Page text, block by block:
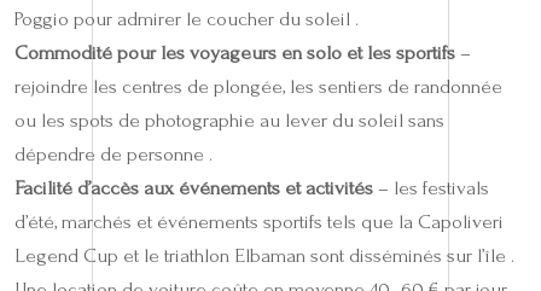
Poggio pour admirer le coucher du soleil .
Commodité pour les voyageurs en solo et les sportifs –
rejoindre les centres de plongée, les sentiers de randonnée
ou les spots de photographie au lever du soleil sans
dépendre de personne .
Facilité d’accès aux événements et activités – les festivals
d’été, marchés et événements sportifs tels que la Capoliveri
Legend Cup et le triathlon Elbaman sont disséminés sur l’île .